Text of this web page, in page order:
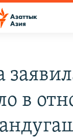
в